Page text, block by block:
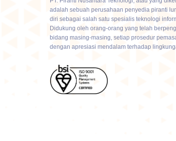
adalah sebuah perusahaan penyedia piranti
diri sebagai salah satu spesialis teknologi
Didukung oleh orang-orang yang telah
bidang masing-masing, setiap prosedur
dengan apresiasi mendalam terhadap